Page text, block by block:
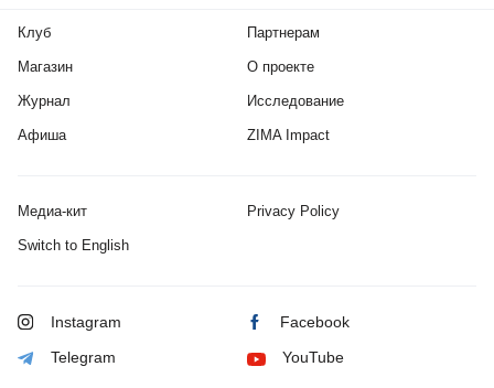
Клуб
Магазин
Журнал
Афиша
Партнерам
О проекте
Исследование
ZIMA Impact
Медиа-кит Privacy Policy
Switch to English
Instagram Facebook
Telegram YouTube